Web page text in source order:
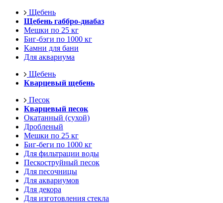
Щебень
Щебень габбро-диабаз
Мешки по 25 кг
Биг-бэги по 1000 кг
Камни для бани
Для аквариума
Щебень
Кварцевый щебень
Песок
Кварцевый песок
Окатанный (сухой)
Дробленый
Мешки по 25 кг
Биг-беги по 1000 кг
Для фильтрации воды
Пескоструйный песок
Для песочницы
Для аквариумов
Для декора
Для изготовления стекла